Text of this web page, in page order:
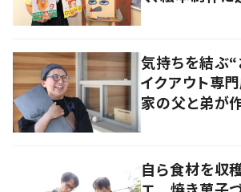
気持ちを結ぶ
イクアウト専
家の父と弟が
自ら食材を収